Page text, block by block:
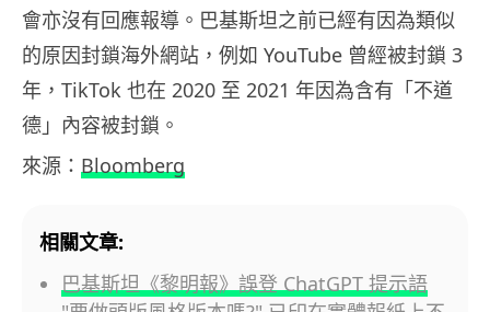
會亦沒有回應報導。巴基斯坦之前已經有因為類似
的原因封鎖海外網站，例如 YouTube 曾經被封鎖 3
年，TikTok 也在 2020 至 2021 年因為含有「不道
德」內容被封鎖。
來源： Bloomberg
相關文章:
巴基斯坦《黎明報》誤登 ChatGPT 提示語